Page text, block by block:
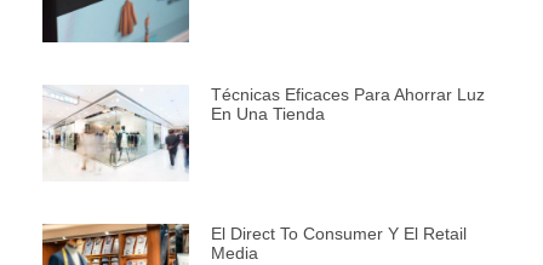
Técnicas Eficaces Para Ahorrar Luz
En Una Tienda
El Direct To Consumer Y El Retail
Media